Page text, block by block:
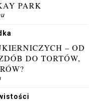
PARK
– OD
DO TORTÓW,